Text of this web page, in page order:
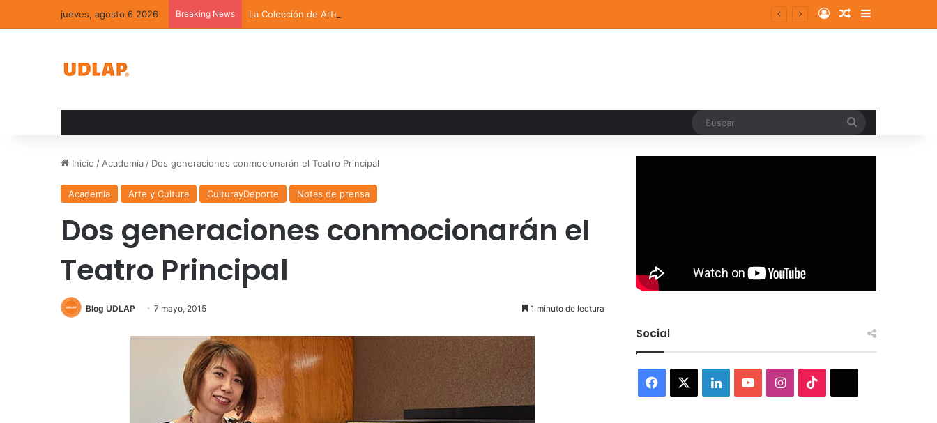
jueves, agosto 6 2026 Breaking News La Colección de Arte UDLAP fortalece su acervo con nuevas obras de artistas emergentes y consolidados Log InRandom Article
Sidebar
Inicio / Academia / Dos generaciones conmocionarán el Teatro Principal
Academia Arte y Cultura CulturayDeporte Notas de prensa
Dos generaciones conmocionarán el
Teatro Principal
Blog UDLAP 7 mayo, 2015 1 minuto de lectura
Social
Facebook LinkedInYouTubeInstagram